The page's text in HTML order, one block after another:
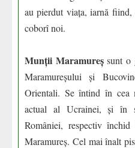
au pierdut viața, iarnă
coborî noi.
Munții Maramureșsunt o
Maramureșului și
Orientali. Se întind în cea
actual al Ucrainei, și în
României, respectiv
Maramureș. Cel mai înalt